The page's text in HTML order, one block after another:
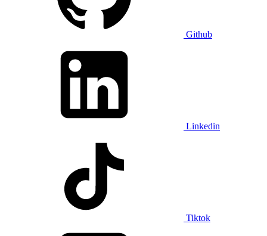
Github
Linkedin
Tiktok